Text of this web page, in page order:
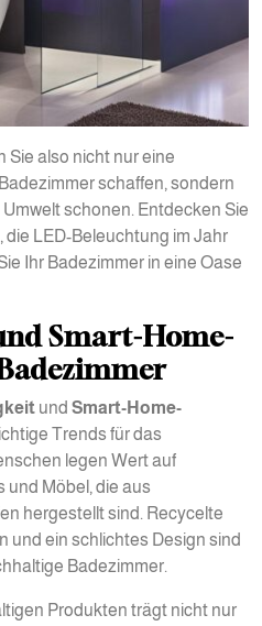
Sie also nicht nur eine
schaffen, sondern
schonen. Entdecken Sie
LED-Beleuchtung im Jahr
Ihr Badezimmer in eine Oase
Smart-Home-
und Smart-Home-
Trends für das
legen Wert auf
und Möbel, die aus
hergestellt sind. Recycelte
und ein schlichtes Design sind
Badezimmer.
Produkten trägt nicht nur